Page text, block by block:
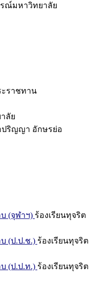
รณ์มหาวิทยาลัย
ะราชทาน
ลัย
ปริญญา อักษรย่อ
(จุฬาฯ) ร้องเรียนทุจริต
(ป.ป.ช.) ร้องเรียนทุจริต
(ป.ป.ท.) ร้องเรียนทุจริต